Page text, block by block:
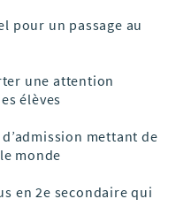
pour un passage au
une attention
élèves
mettant de
monde
en 2e secondaire qui